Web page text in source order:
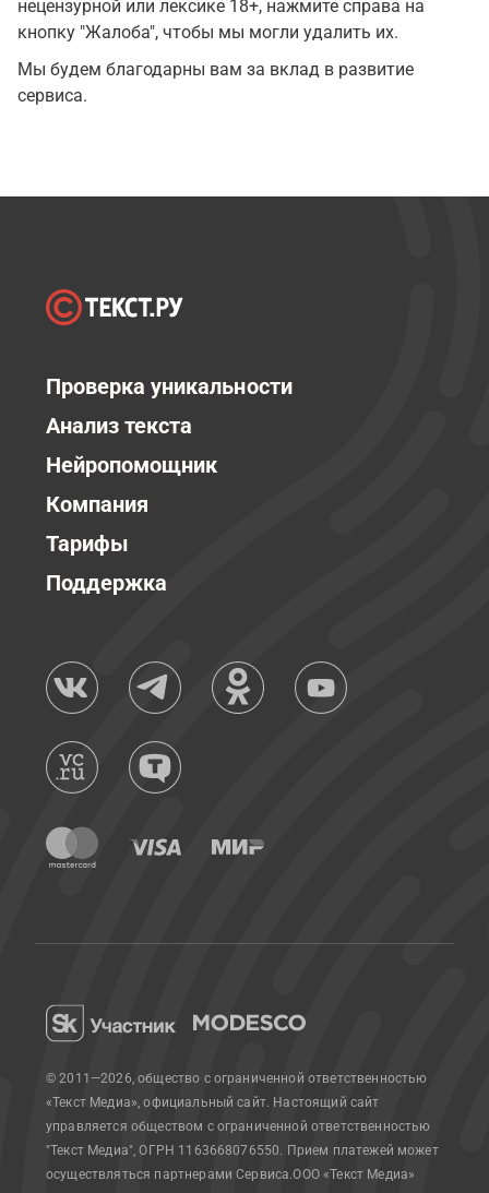
нецензурной или лексике 18+, нажмите справа на
кнопку "Жалоба", чтобы мы могли удалить их.
Мы будем благодарны вам за вклад в развитие
сервиса.
Проверка уникальности
Анализ текста
Нейропомощник
Компания
Тарифы
Поддержка
© 2011—2026, общество с ограниченной ответственностью
«Текст Медиа», официальный сайт. Настоящий сайт
управляется обществом с ограниченной ответственностью
"Текст Медиа", ОГРН 1163668076550. Прием платежей может
осуществляться партнерами Сервиса.ООО «Текст Медиа»